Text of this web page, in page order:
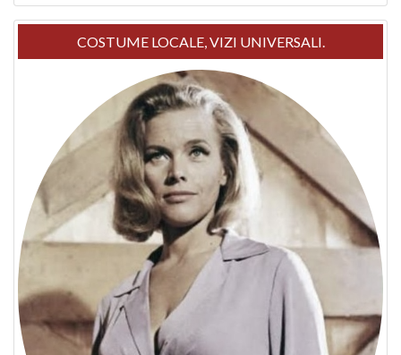
COSTUME LOCALE, VIZI UNIVERSALI.